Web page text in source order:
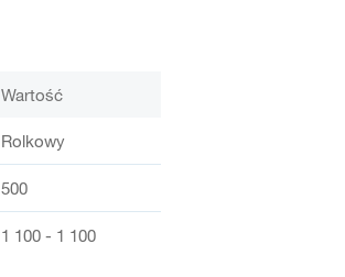
Wartość
Rolkowy
500
1 100 - 1 100